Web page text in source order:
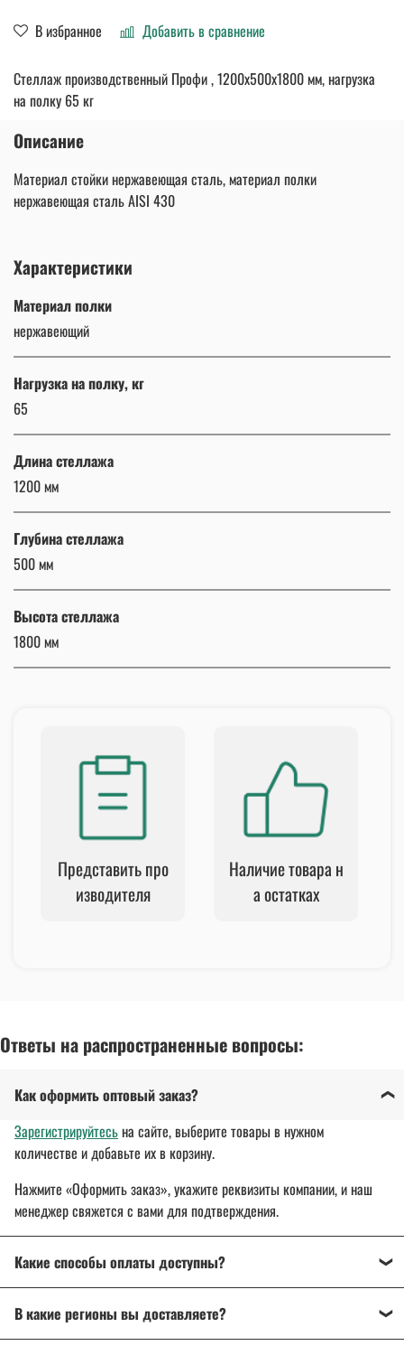
В избранное Добавить в сравнение
Стеллаж производственный Профи , 1200х500х1800 мм, нагрузка
на полку 65 кг
Описание
Материал стойки нержавеющая сталь, материал полки
нержавеющая сталь AISI 430
Характеристики
Материал полки
нержавеющий
Нагрузка на полку, кг
65
Длина стеллажа
1200 мм
Глубина стеллажа
500 мм
Высота стеллажа
1800 мм
Представить про
изводителя
Наличие товара н
а остатках
Ответы на распространенные вопросы:
Как оформить оптовый заказ?
Зарегистрируйтесьна сайте, выберите товары в нужном
количестве и добавьте их в корзину.
Нажмите «Оформить заказ», укажите реквизиты компании, и наш
менеджер свяжется с вами для подтверждения.
Какие способы оплаты доступны?
расчетный счет организации.
Для государственных и муниципальных заказчиков
В какие регионы вы доставляете?